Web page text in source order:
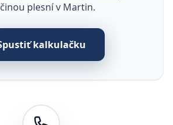
plesní v Martin.
kalkulačku